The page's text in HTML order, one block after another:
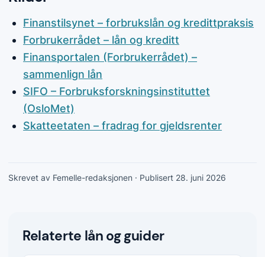
Finanstilsynet – forbrukslån og kredittpraksis
Forbrukerrådet – lån og kreditt
Finansportalen (Forbrukerrådet) –
sammenlign lån
SIFO – Forbruksforskningsinstituttet
(OsloMet)
Skatteetaten – fradrag for gjeldsrenter
Skrevet av Femelle-redaksjonen · Publisert 28. juni 2026
Relaterte lån og guider